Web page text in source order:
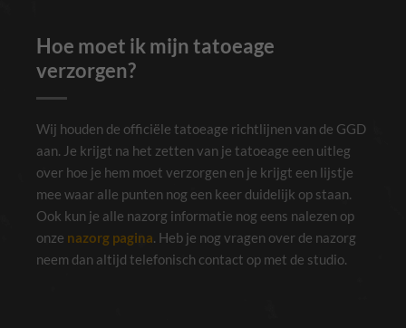
Hoe moet ik mijn tatoeage
verzorgen?
Wij houden de officiële tatoeage richtlijnen van de GGD
aan. Je krijgt na het zetten van je tatoeage een uitleg
over hoe je hem moet verzorgen en je krijgt een lijstje
mee waar alle punten nog een keer duidelijk op staan.
Ook kun je alle nazorg informatie nog eens nalezen op
onze nazorg pagina. Heb je nog vragen over de nazorg
neem dan altijd telefonisch contact op met de studio.